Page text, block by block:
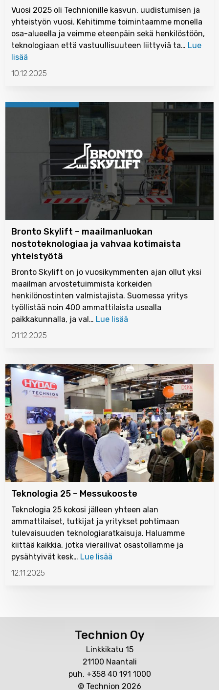
Vuosi 2025 oli Technionille kasvun, uudistumisen ja
yhteistyön vuosi. Kehitimme toimintaamme monella
osa-alueella ja veimme eteenpäin sekä henkilöstöön,
teknologiaan että vastuullisuuteen liittyviä ta… Lue
lisää
10.12.2025
Bronto Skylift – maailmanluokan
nostoteknologiaa ja vahvaa kotimaista
yhteistyötä
Bronto Skylift on jo vuosikymmenten ajan ollut yksi
maailman arvostetuimmista korkeiden
henkilönostinten valmistajista. Suomessa yritys
työllistää noin 400 ammattilaista usealla
paikkakunnalla, ja val… Lue lisää
01.12.2025
Teknologia 25 – Messukooste
Teknologia 25 kokosi jälleen yhteen alan
ammattilaiset, tutkijat ja yritykset pohtimaan
tulevaisuuden teknologiaratkaisuja. Haluamme
kiittää kaikkia, jotka vierailivat osastollamme ja
pysähtyivät kesk… Lue lisää
12.11.2025
Technion Oy
Linkkikatu 15
21100 Naantali
puh. +358 40 191 1000
© Technion 2026